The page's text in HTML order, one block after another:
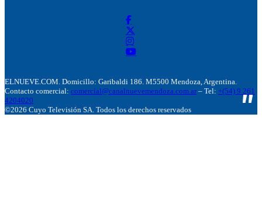
ELNUEVE.COM. Domicillo: Garibaldi 186. M5500 Mendoza, Argentina.
Contacto comercial: comercial@canalnuevemendoza.com.ar – Tel: +(54) 9 261
4204020
©2026 Cuyo Televisión SA. Todos los derechos reservados